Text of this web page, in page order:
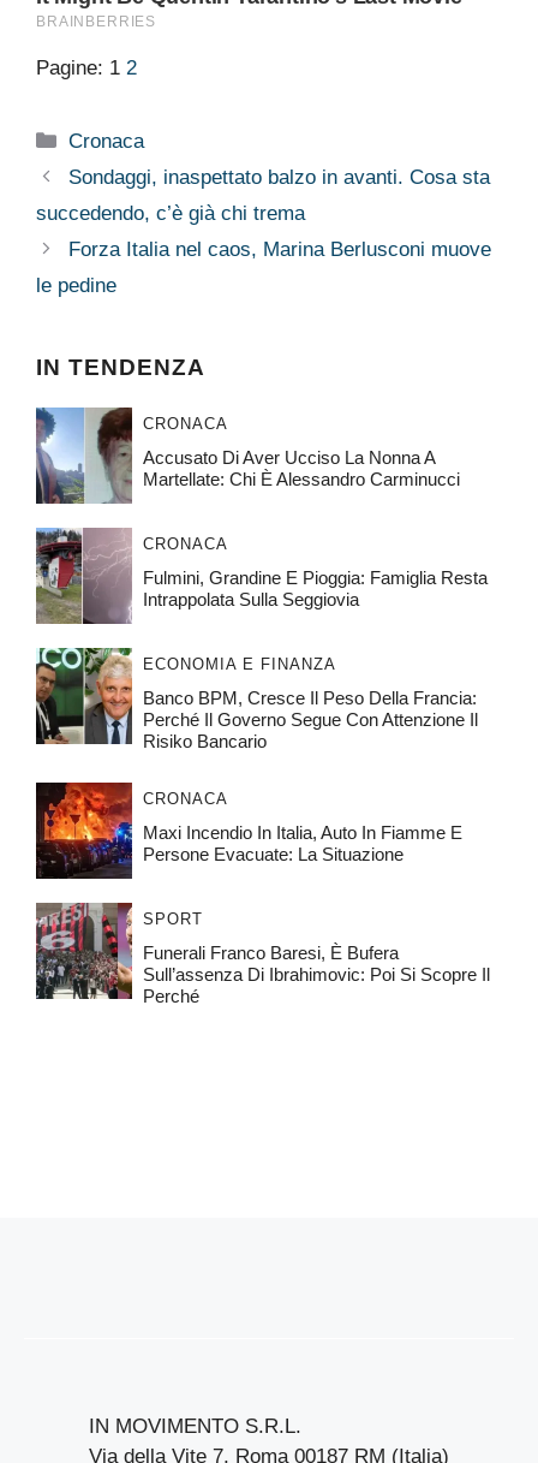
Pagine: 1 2
Categorie
Cronaca
Sondaggi, inaspettato balzo in avanti. Cosa sta
succedendo, c’è già chi trema
Forza Italia nel caos, Marina Berlusconi muove
le pedine
IN TENDENZA
CRONACA
Accusato Di Aver Ucciso La Nonna A
Martellate: Chi È Alessandro Carminucci
CRONACA
Fulmini, Grandine E Pioggia: Famiglia Resta
Intrappolata Sulla Seggiovia
ECONOMIA E FINANZA
Banco BPM, Cresce Il Peso Della Francia:
Perché Il Governo Segue Con Attenzione Il
Risiko Bancario
CRONACA
Maxi Incendio In Italia, Auto In Fiamme E
Persone Evacuate: La Situazione
SPORT
Funerali Franco Baresi, È Bufera
Sull’assenza Di Ibrahimovic: Poi Si Scopre Il
Perché
IN MOVIMENTO S.R.L.
Via della Vite 7, Roma 00187 RM (Italia)